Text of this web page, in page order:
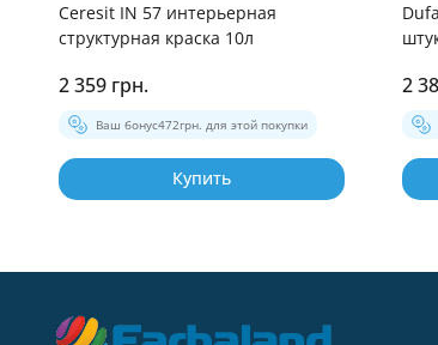
Ceresit IN 57 интерьерная
структурная краска 10л
2 359 грн.
Ваш бонус472грн. для этой покупки
Купить
2